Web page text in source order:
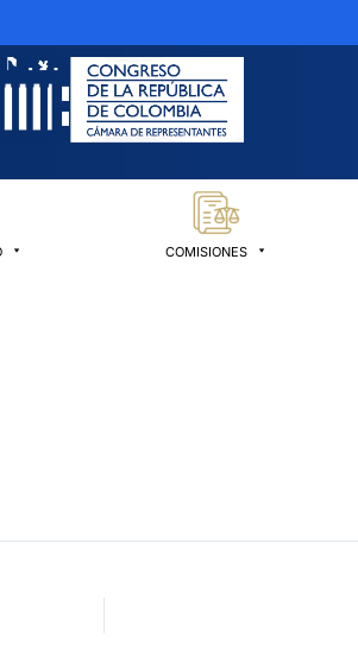
COMISIONES